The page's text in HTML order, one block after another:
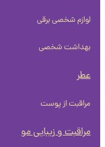
لوازم شخصی برقی
بهداشت شخصی
مراقبت از پوست
مراقبت و زیبایی مو